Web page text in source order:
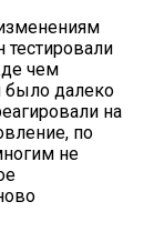
чем
было далеко
на
по
не